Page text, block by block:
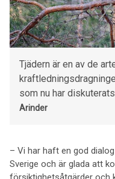
Tjädern är en av de
som nu har
Arinder
– Vi har haft en god
Sverige och är glada att